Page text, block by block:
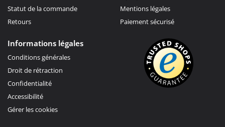
Statut de la commande
Retours
Mentions légales
Paiement sécurisé
Informations légales
Conditions générales
Droit de rétraction
Confidentialité
Accessibilité
Gérer les cookies